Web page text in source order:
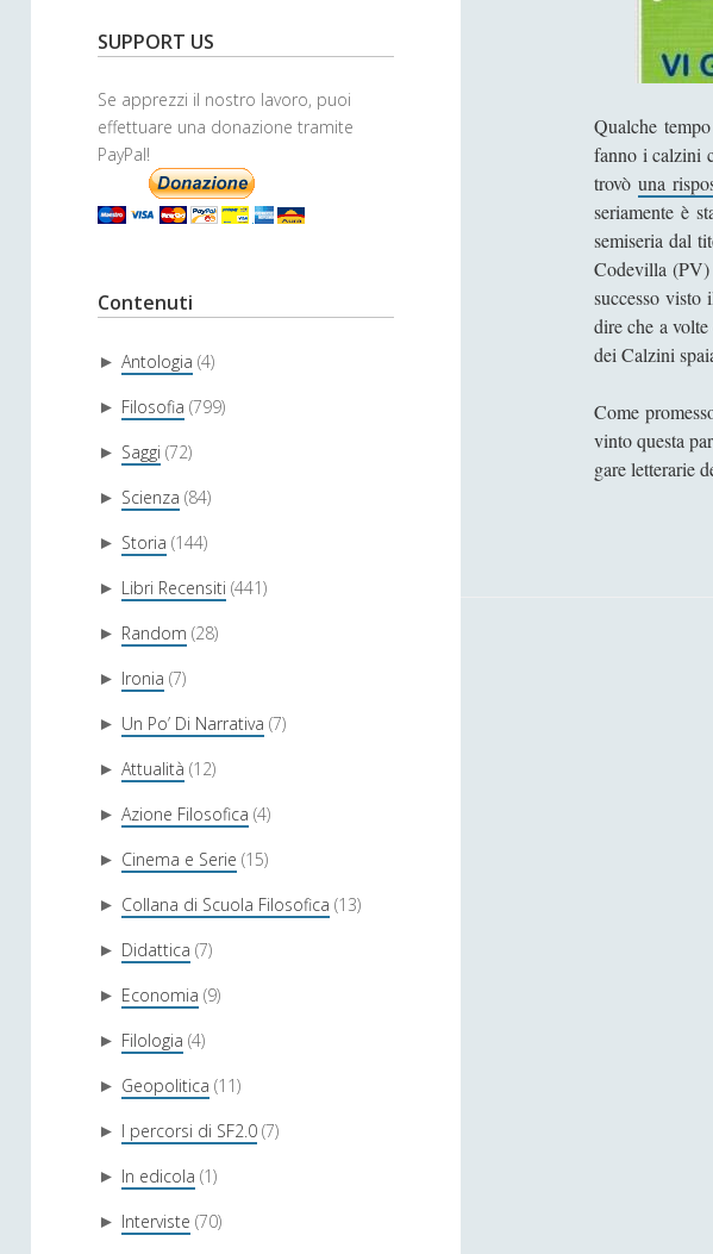
h
SUPPORT US
Se apprezzi il nostro lavoro, puoi
effettuare una donazione tramite
PayPal!
Contenuti
► Antologia (4)
► Filosofia (799)
► Saggi (72)
► Scienza (84)
► Storia (144)
► Libri Recensiti (441)
► Random (28)
► Ironia (7)
► Un Po’ Di Narrativa (7)
► Attualità (12)
► Azione Filosofica (4)
► Cinema e Serie (15)
► Collana di Scuola Filosofica (13)
► Didattica (7)
► Economia (9)
► Filologia (4)
► Geopolitica (11)
► I percorsi di SF2.0 (7)
► In edicola (1)
► Interviste (70)
Qualche
fanno i calzini
trovòuna
seriamente è
semiseria dal
Codevilla
successo visto
dire che a
dei Calzini
Come
vinto questa
gare letterarie